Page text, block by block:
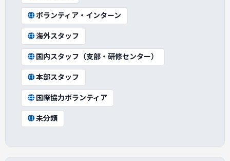
ボランティア・インターン
海外スタッフ
国内スタッフ（支部・研修センター）
本部スタッフ
国際協力ボランティア
未分類